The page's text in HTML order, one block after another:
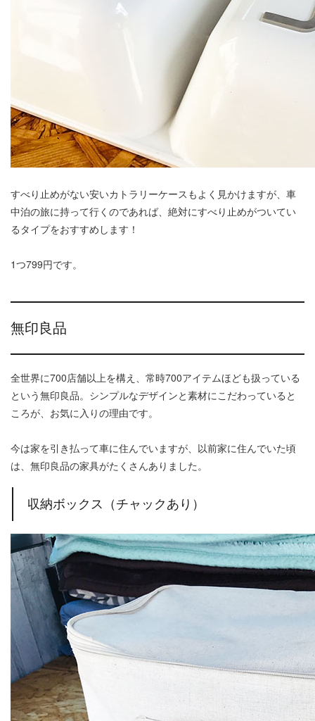
すべり止めがない安いカトラリーケースもよく見かけますが、車
中泊の旅に持って行くのであれば、絶対にすべり止めがついてい
るタイプをおすすめします！
1つ799円です。
無印良品
全世界に700店舗以上を構え、常時700アイテムほども扱っている
という無印良品。シンプルなデザインと素材にこだわっていると
ころが、お気に入りの理由です。
今は家を引き払って車に住んでいますが、以前家に住んでいた頃
は、無印良品の家具がたくさんありました。
収納ボックス（チャックあり）